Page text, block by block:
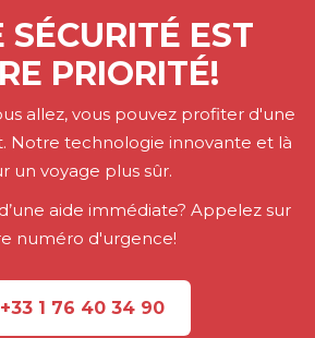
Réservez vos transferts aéroport en
la meilleure décision. Utilisez
notre application, pour faire vos
SÉCURITÉ EST
PRIORITÉ!
allez, vous pouvez profiter d'une
Notre technologie innovante et là
un voyage plus sûr.
aide immédiate? Appelez sur
numéro d'urgence!
+33 1 76 40 34 90